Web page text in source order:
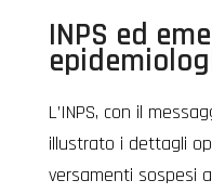
INPS ed
L’INPS, con il
illustrato i dettagli
versamenti sospesi